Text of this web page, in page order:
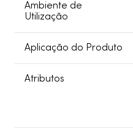
Ambiente de
Utilização
Aplicação do Produto
Atributos